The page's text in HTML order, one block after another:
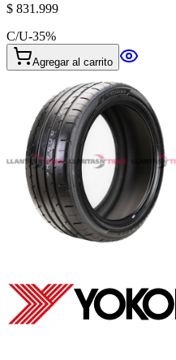
$ 831.999
C/U-35%
Agregar al carrito